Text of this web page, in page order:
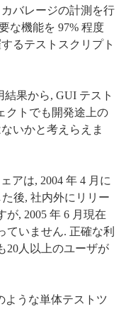
バレージの計測を行
な機能を 97% 程度
るテストスクリプト
果から, GUI テスト
クトでも開発途上の
いかと考えらえま
アは, 2004 年 4 月に
後, 社内外にリリー
が, 2005 年 6 月現在
ていません. 正確な利
20人以上のユーザが
ような単体テストツ